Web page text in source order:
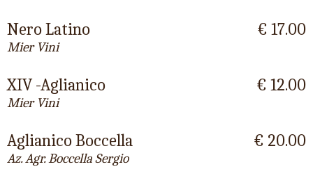
Nero Latino
Mier Vini
€ 17.00
XIV -Aglianico
Mier Vini
€ 12.00
Aglianico Boccella
Az. Agr. Boccella Sergio
€ 20.00